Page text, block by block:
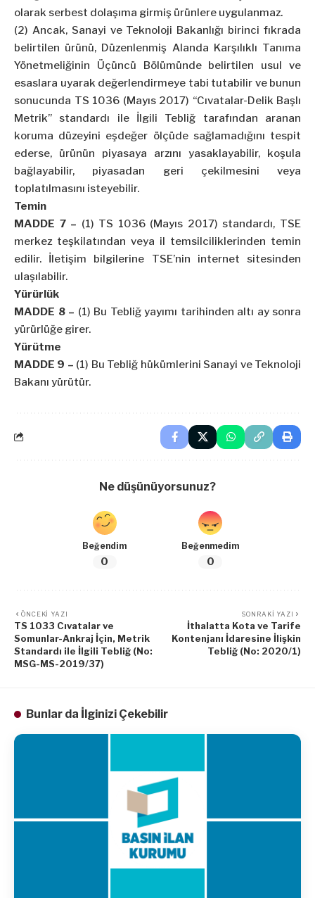
olarak serbest dolaşıma girmiş ürünlere uygulanmaz.
(2) Ancak, Sanayi ve Teknoloji Bakanlığı birinci fıkrada
belirtilen ürünü, Düzenlenmiş Alanda Karşılıklı Tanıma
Yönetmeliğinin Üçüncü Bölümünde belirtilen usul ve
esaslara uyarak değerlendirmeye tabi tutabilir ve bunun
sonucunda TS 1036 (Mayıs 2017) “Cıvatalar-Delik Başlı
Metrik” standardı ile İlgili Tebliğ tarafından aranan
koruma düzeyini eşdeğer ölçüde sağlamadığını tespit
ederse, ürünün piyasaya arzını yasaklayabilir, koşula
bağlayabilir, piyasadan geri çekilmesini veya
toplatılmasını isteyebilir.
Temin
MADDE 7 – (1) TS 1036 (Mayıs 2017) standardı, TSE
merkez teşkilatından veya il temsilciliklerinden temin
edilir. İletişim bilgilerine TSE’nin internet sitesinden
ulaşılabilir.
Yürürlük
MADDE 8 – (1) Bu Tebliğ yayımı tarihinden altı ay sonra
yürürlüğe girer.
Yürütme
MADDE 9 – (1) Bu Tebliğ hükümlerini Sanayi ve Teknoloji
Bakanı yürütür.
Ne düşünüyorsunuz?
Beğendim
0
Beğenmedim
0
ÖNCEKI YAZI
TS 1033 Cıvatalar ve
Somunlar-Ankraj İçin, Metrik
Standardı ile İlgili Tebliğ (No:
MSG-MS-2019/37)
SONRAKI YAZI
İthalatta Kota ve Tarife
Kontenjanı İdaresine İlişkin
Tebliğ (No: 2020/1)
Bunlar da İlginizi Çekebilir